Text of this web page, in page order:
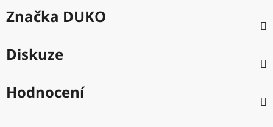
Značka DUKO
Diskuze
Hodnocení